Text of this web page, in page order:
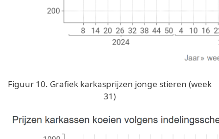
Figuur 10. Grafiek karkasprijzen jonge stieren (week
31)
Image